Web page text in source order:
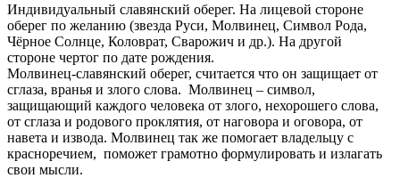
Индивидуальный славянский оберег. На лицевой стороне
оберег по желанию (звезда Руси, Молвинец, Символ Рода,
Чёрное Солнце, Коловрат, Сварожич и др.). На другой
стороне чертог по дате рождения.
Молвинец-славянский оберег, считается что он защищает от
сглаза, вранья и злого слова. Молвинец – символ,
защищающий каждого человека от злого, нехорошего слова,
от сглаза и родового проклятия, от наговора и оговора, от
навета и извода. Молвинец так же помогает владельцу с
красноречием, поможет грамотно формулировать и излагать
свои мысли.